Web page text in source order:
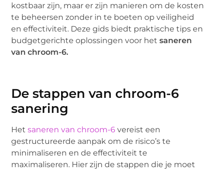
kostbaar zijn, maar er zijn manieren om de kosten
te beheersen zonder in te boeten op veiligheid
en effectiviteit. Deze gids biedt praktische tips en
budgetgerichte oplossingen voor hetsaneren
van chroom-6.
De stappen van chroom-6
sanering
Hetsaneren van chroom-6 vereist een
gestructureerde aanpak om de risico’s te
minimaliseren en de effectiviteit te
maximaliseren. Hier zijn de stappen die je moet